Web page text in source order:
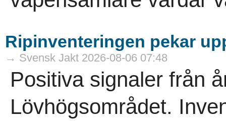
Ripinventeringen pekar
→ Svensk Jakt 2026-08-06 07:48
Positiva signaler från
Lövhögsområdet.